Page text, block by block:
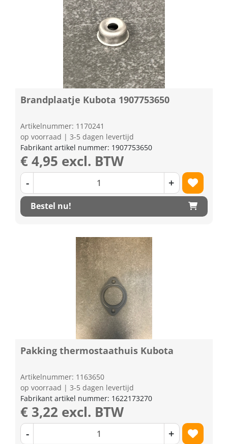
Brandplaatje Kubota 1907753650
Artikelnummer: 1170241
op voorraad | 3-5 dagen levertijd
Fabrikant artikel nummer: 1907753650
€ 4,95 excl. BTW
- +
Bestel nu!
Pakking thermostaathuis Kubota
Artikelnummer: 1163650
op voorraad | 3-5 dagen levertijd
Fabrikant artikel nummer: 1622173270
€ 3,22 excl. BTW
- +